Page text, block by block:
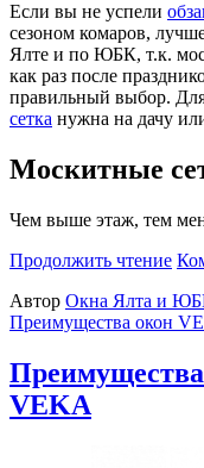
Если вы не успели
сезоном комаров,
Ялте и по ЮБК, т.к.
как раз после
правильный выбор.
сетка нужна на дачу
Москитные
Чем выше этаж, тем
Продолжить чтение
Автор Окна Ялта и
Преимущества окон
VEKA